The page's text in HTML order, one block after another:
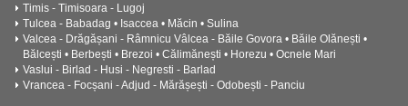
Timis - Timisoara - Lugoj
Tulcea - Babadag • Isaccea • Măcin • Sulina
Valcea - Drăgășani - Râmnicu Vâlcea - Băile Govora • Băile Olănești •
Bălcești • Berbești • Brezoi • Călimănești • Horezu • Ocnele Mari
Vaslui - Birlad - Husi - Negresti - Barlad
Vrancea - Focșani - Adjud - Mărășești - Odobești - Panciu